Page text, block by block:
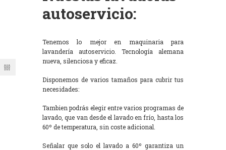
autoservicio:
Tenemos lo mejor en maquinaria para
lavandería autoservicio. Tecnología alemana
nueva, silenciosa y eficaz.
Disponemos de varios tamaños para cubrir tus
necesidades:
Tambien podrás elegir entre varios programas de
lavado, que van desde el lavado en frío, hasta los
60º de temperatura, sin coste adicional.
Señalar que solo el lavado a 60º garantiza un